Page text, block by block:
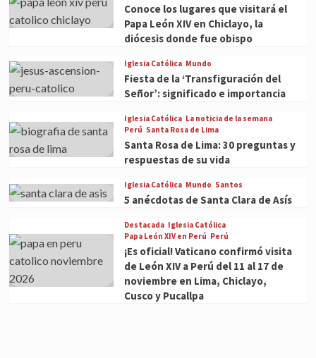
Conoce los lugares que visitará el
Papa León XIV en Chiclayo, la
diócesis donde fue obispo
Iglesia Católica Mundo
Fiesta de la ‘Transfiguración del
Señor’: significado e importancia
Iglesia Católica La noticia de la semana
Perú Santa Rosa de Lima
Santa Rosa de Lima: 30 preguntas y
respuestas de su vida
Iglesia Católica Mundo Santos
5 anécdotas de Santa Clara de Asís
Destacada Iglesia Católica
Papa León XIV en Perú Perú
¡Es oficial! Vaticano confirmó visita
de León XIV a Perú del 11 al 17 de
noviembre en Lima, Chiclayo,
Cusco y Pucallpa